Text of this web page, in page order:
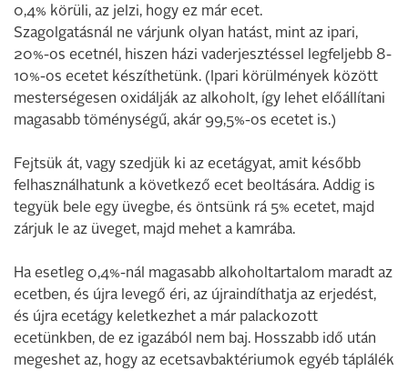
0,4% körüli, az jelzi, hogy ez már ecet.
Szagolgatásnál ne várjunk olyan hatást, mint az ipari,
20%-os ecetnél, hiszen házi vaderjesztéssel legfeljebb 8-
10%-os ecetet készíthetünk. (Ipari körülmények között
mesterségesen oxidálják az alkoholt, így lehet előállítani
magasabb töménységű, akár 99,5%-os ecetet is.)
Fejtsük át, vagy szedjük ki az ecetágyat, amit később
felhasználhatunk a következő ecet beoltására. Addig is
tegyük bele egy üvegbe, és öntsünk rá 5% ecetet, majd
zárjuk le az üveget, majd mehet a kamrába.
Ha esetleg 0,4%-nál magasabb alkoholtartalom maradt az
ecetben, és újra levegő éri, az újraindíthatja az erjedést,
és újra ecetágy keletkezhet a már palackozott
ecetünkben, de ez igazából nem baj. Hosszabb idő után
megeshet az, hogy az ecetsavbaktériumok egyéb táplálék